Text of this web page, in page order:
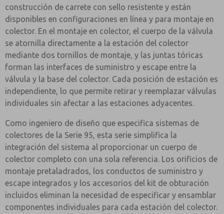
construcción de carrete con sello resistente y están
disponibles en configuraciones en línea y para montaje en
colector. En el montaje en colector, el cuerpo de la válvula
se atornilla directamente a la estación del colector
mediante dos tornillos de montaje, y las juntas tóricas
forman las interfaces de suministro y escape entre la
válvula y la base del colector. Cada posición de estación es
independiente, lo que permite retirar y reemplazar válvulas
individuales sin afectar a las estaciones adyacentes.
Como ingeniero de diseño que especifica sistemas de
colectores de la Serie 95, esta serie simplifica la
integración del sistema al proporcionar un cuerpo de
colector completo con una sola referencia. Los orificios de
montaje pretaladrados, los conductos de suministro y
escape integrados y los accesorios del kit de obturación
incluidos eliminan la necesidad de especificar y ensamblar
componentes individuales para cada estación del colector.